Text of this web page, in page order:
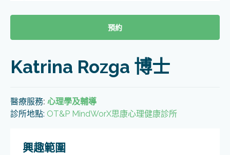
預約
Katrina Rozga 博士
醫療服務: 心理學及輔導
診所地點: OT&P MindWorX思康心理健康診所
興趣範圍